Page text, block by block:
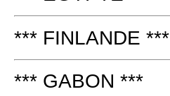
*** FINLANDE ***
*** GABON ***